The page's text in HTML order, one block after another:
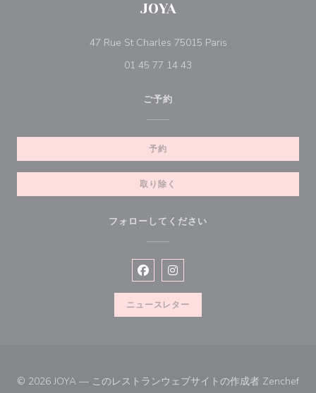
JOYA
47 Rue St Charles 75015 Paris((新しいウィンドウ
01 45 77 14 43
ご予約
予約
取り除く
フォローしてください
Facebook ((新しいウィンドウで開
Instagram ((新しいウィンド
ニュースレター
© 2026 JOYA — このレストランウェブサイトの作成者 Zenchef((